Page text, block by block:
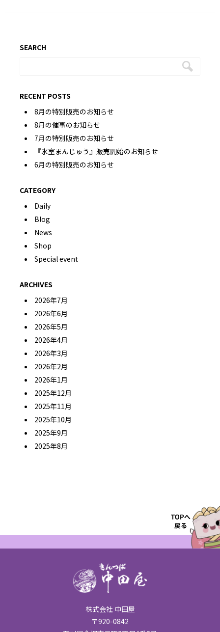
SEARCH
RECENT POSTS
8月の特別販売のお知らせ
8月の催事のお知らせ
7月の特別販売のお知らせ
『氷室まんじゅう』販売開始のお知らせ
6月の特別販売のお知らせ
CATEGORY
Daily
Blog
News
Shop
Special event
ARCHIVES
2026年7月
2026年6月
2026年5月
2026年4月
2026年3月
2026年2月
2026年1月
2025年12月
2025年11月
2025年10月
2025年9月
2025年8月
株式会社 中田屋
〒920-0842